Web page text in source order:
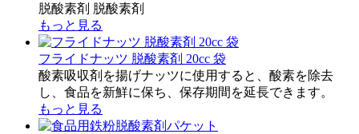
脱酸素剤 脱酸素剤
もっと見る
フライドナッツ 脱酸素剤 20cc 袋
酸素吸収剤を揚げナッツに使用すると、酸素を除去
し、食品を新鮮に保ち、保存期間を延長できます。
もっと見る